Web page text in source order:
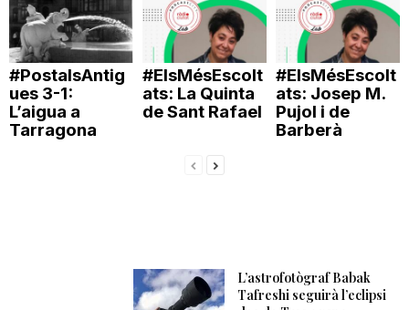
#PostalsAntig
ues 3-1:
L’aigua a
Tarragona
#ElsMésEscolt
ats: La Quinta
de Sant Rafael
#ElsMésEscolt
ats: Josep M.
Pujol i de
Barberà